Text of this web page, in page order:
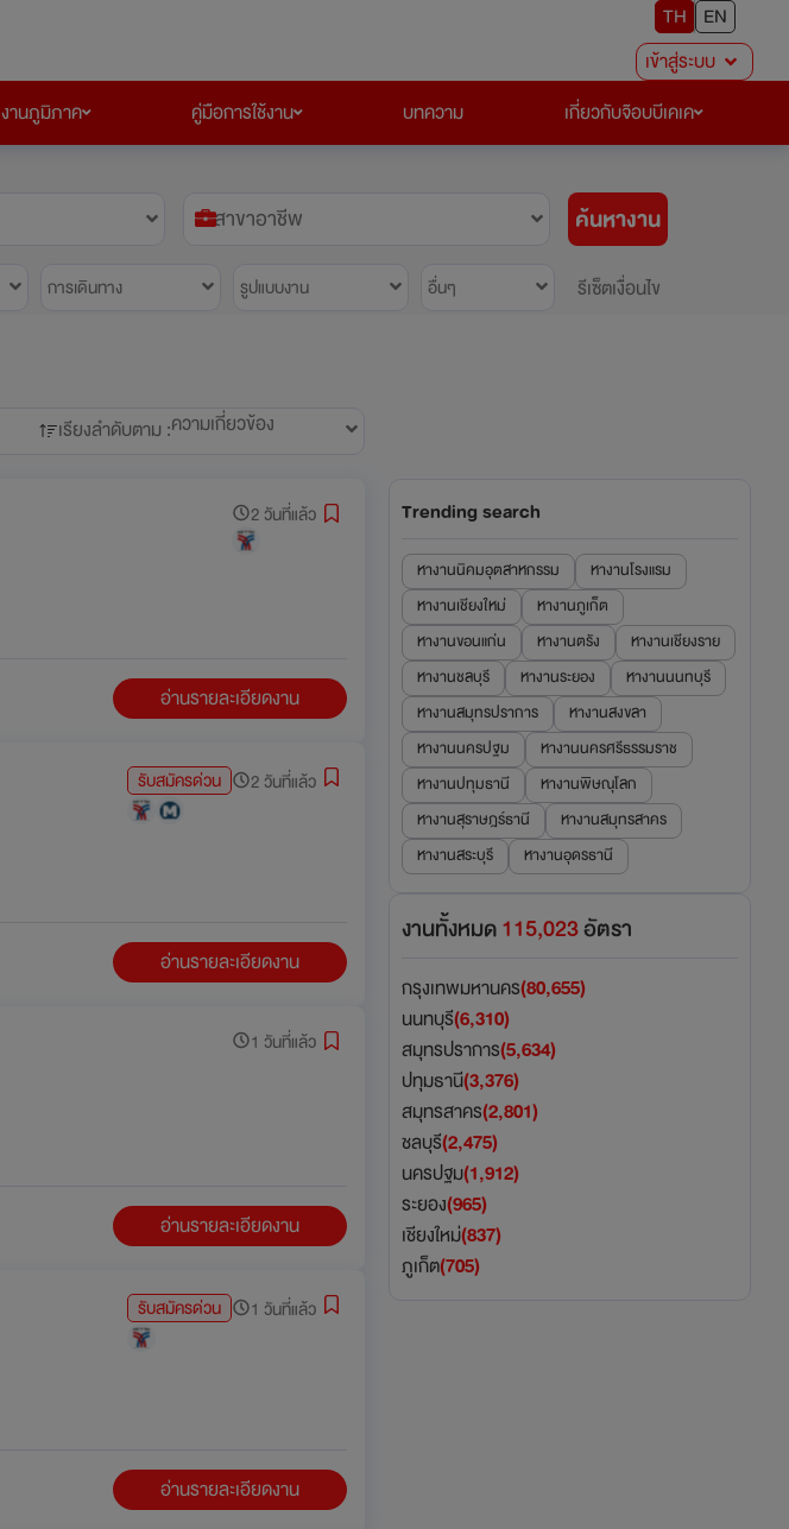
TH
EN
เข้าสู่ระบบ
งานภูมิภาค คู่มือการใช้งาน บทความ เกี่ยวกับจ๊อบบีเคเค
สาขาอาชีพ ค้นหางาน
การเดินทาง รูปแบบงาน อื่นๆ รีเซ็ตเงื่อนไข
เรียงลำดับตาม :ความเกี่ยวข้อง
2 วันที่แล้ว
อ่านรายละเอียดงาน
รับสมัครด่วน 2 วันที่แล้ว
อ่านรายละเอียดงาน
1 วันที่แล้ว
อ่านรายละเอียดงาน
รับสมัครด่วน 1 วันที่แล้ว
อ่านรายละเอียดงาน
Trending search
หางานนิคมอุตสาหกรรม
หางานโรงแรม
หางานเชียงใหม่
หางานภูเก็ต
หางานขอนแก่น
หางานตรัง
หางานเชียงราย
หางานชลบุรี
หางานระยอง
หางานนนทบุรี
หางานสมุทรปราการ
หางานสงขลา
หางานนครปฐม
หางานนครศรีธรรมราช
หางานปทุมธานี
หางานพิษณุโลก
หางานสุราษฎร์ธานี
หางานสมุทรสาคร
หางานสระบุรี
หางานอุดรธานี
งานทั้งหมด115,023อัตรา
กรุงเทพมหานคร(80,655)
นนทบุรี(6,310)
สมุทรปราการ(5,634)
ปทุมธานี(3,376)
สมุทรสาคร(2,801)
ชลบุรี(2,475)
นครปฐม(1,912)
ระยอง(965)
เชียงใหม่(837)
ภูเก็ต(705)